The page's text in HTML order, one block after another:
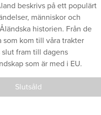
beskrivs på ett populärt
människor och
historien. Från de
som kom till våra trakter
fram till dagens
som är med i EU.
Slutsåld